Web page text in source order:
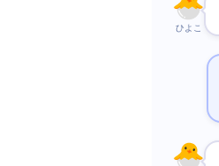
ひよこ